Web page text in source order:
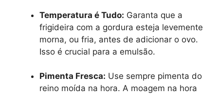
Temperatura é Tudo: Garanta que a
frigideira com a gordura esteja levemente
morna, ou fria, antes de adicionar o ovo.
Isso é crucial para a emulsão.
Pimenta Fresca: Use sempre pimenta do
reino moída na hora. A moagem na hora